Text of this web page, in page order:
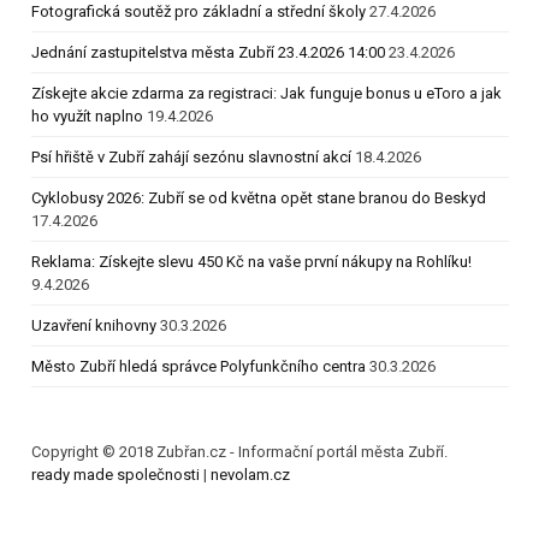
Fotografická soutěž pro základní a střední školy 27.4.2026
Jednání zastupitelstva města Zubří 23.4.2026 14:00 23.4.2026
Získejte akcie zdarma za registraci: Jak funguje bonus u eToro a jak
ho využít naplno 19.4.2026
Psí hřiště v Zubří zahájí sezónu slavnostní akcí 18.4.2026
Cyklobusy 2026: Zubří se od května opět stane branou do Beskyd
17.4.2026
Reklama: Získejte slevu 450 Kč na vaše první nákupy na Rohlíku!
9.4.2026
Uzavření knihovny 30.3.2026
Město Zubří hledá správce Polyfunkčního centra 30.3.2026
Copyright © 2018 Zubřan.cz - Informační portál města Zubří.
ready made společnosti | nevolam.cz